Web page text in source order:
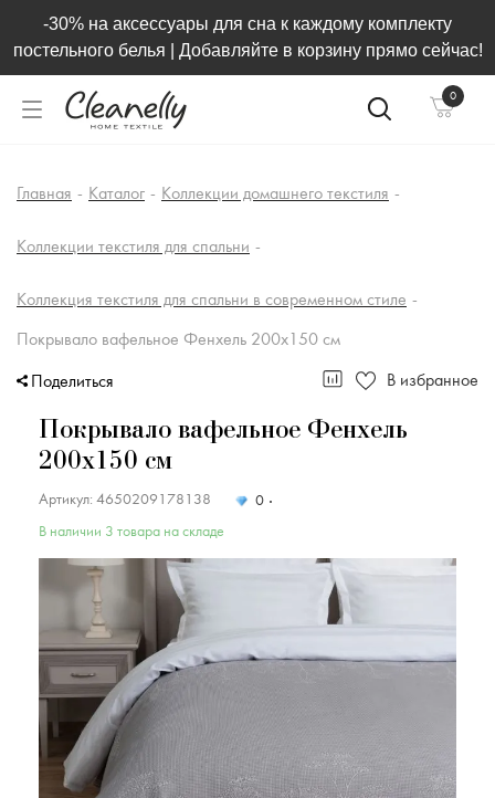
-30% на аксессуары для сна к каждому комплекту
постельного белья | Добавляйте в корзину прямо сейчас!
0
Главная - Каталог - Коллекции домашнего текстиля -
Коллекции текстиля для спальни -
Коллекция текстиля для спальни в современном стиле -
Покрывало вафельное Фенхель 200x150 см
Поделиться В избранное
Покрывало вафельное Фенхель
200x150 см
Артикул: 4650209178138
0
В наличии 3 товара на складе